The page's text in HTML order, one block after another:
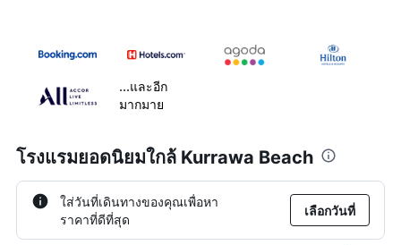
...และอีก
มากมาย
โรงแรมยอดนิยมใกล้ Kurrawa Beach
ใส่วันที่เดินทางของคุณเพื่อหา
ราคาที่ดีที่สุด
เลือกวันที่